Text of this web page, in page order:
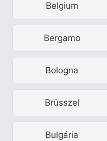
Belgium
Bergamo
Bologna
Brüsszel
Bulgária